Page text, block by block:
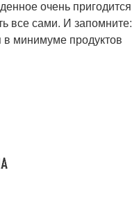
очень пригодится
все сами. И запомните:
в минимуме продуктов